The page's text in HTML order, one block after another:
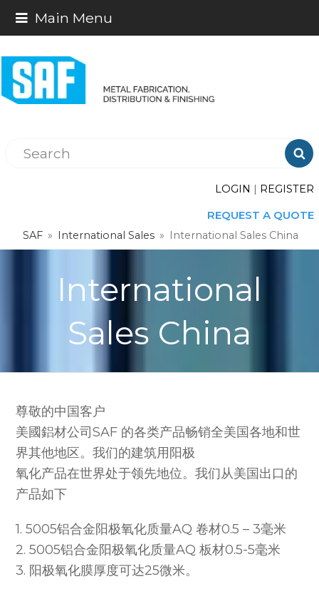
Main Menu

LOGIN | REGISTER
REQUEST A QUOTE
SAF » International Sales » International Sales China
International
Sales China
尊敬的中国客户
美國鋁材公司SAF 的各类产品畅销全美国各地和世
界其他地区。我们的建筑用阳极
氧化产品在世界处于领先地位。我们从美国出口的
产品如下
1. 5005铝合金阳极氧化质量AQ 卷材0.5 – 3毫米
2. 5005铝合金阳极氧化质量AQ 板材0.5-5毫米
3. 阳极氧化膜厚度可达25微米。